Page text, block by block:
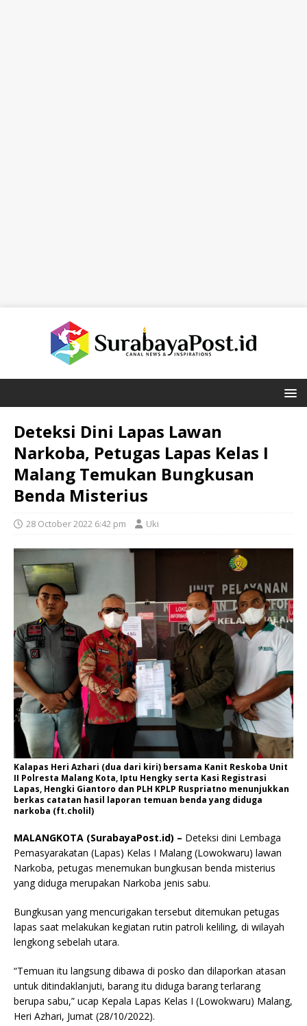
Deteksi Dini Lapas Lawan
Narkoba, Petugas Lapas Kelas I
Malang Temukan Bungkusan
Benda Misterius
28 October 2022 6:42 pm Uki
Kalapas Heri Azhari (dua dari kiri) bersama Kanit Reskoba Unit
II Polresta Malang Kota, Iptu Hengky serta Kasi Registrasi
Lapas, Hengki Giantoro dan PLH KPLP Ruspriatno menunjukkan
berkas catatan hasil laporan temuan benda yang diduga
narkoba (ft.cholil)
MALANGKOTA (SurabayaPost.id) – Deteksi dini Lembaga
Pemasyarakatan (Lapas) Kelas I Malang (Lowokwaru) lawan
Narkoba, petugas menemukan bungkusan benda misterius
yang diduga merupakan Narkoba jenis sabu.
Bungkusan yang mencurigakan tersebut ditemukan petugas
lapas saat melakukan kegiatan rutin patroli keliling, di wilayah
lengkong sebelah utara.
“Temuan itu langsung dibawa di posko dan dilaporkan atasan
untuk ditindaklanjuti, barang itu diduga barang terlarang
berupa sabu,” ucap Kepala Lapas Kelas I (Lowokwaru) Malang,
Heri Azhari, Jumat (28/10/2022).